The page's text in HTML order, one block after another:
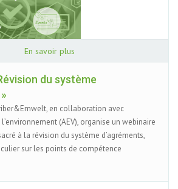
En savoir plus
du système
en collaboration avec
(AEV), organise un webinaire
à la révision du système d’agréments,
sur les points de compétence